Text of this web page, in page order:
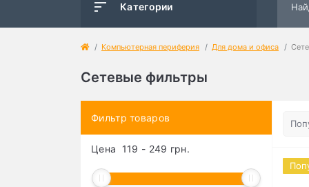
Категории
Компьютерная периферия Для дома и офиса
Сетевые фильтры
Фильтр товаров
Цена 119 - 249 грн.